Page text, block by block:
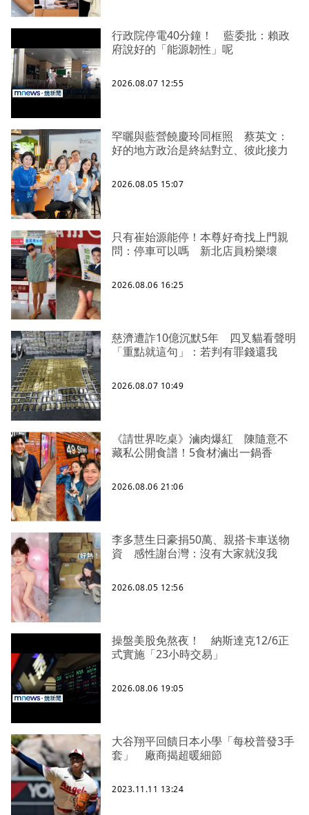
行政院停電40分鐘！ 藍委批：賴政
府說好的「能源韌性」呢
2026.08.07 12:55
罕曬與藍營饒慶玲同框照 蔡英文：
好的地方政治是終結對立、彼此接力
2026.08.05 15:07
只有崔始源能停！本尊好奇找上門親
問：停車可以嗎 新北店員粉樂壞
2026.08.06 16:25
慈濟遭詐10億沉默5年 四叉貓看聲明
「重點就這句」：若判有罪錢還我
2026.08.07 10:49
《請世界吃桌》滷肉爆紅 陳隨意不
藏私公開食譜！5食材滷出一鍋香
2026.08.06 21:06
李多慧生日豪捐50萬、親搭卡車送物
資 感性謝台灣：沒有大家就沒我
2026.08.05 12:56
操盤美股免熬夜！ 納斯達克12/6正
式實施「23小時交易」
2026.08.06 19:05
大谷翔平回饋日本小學「每校普發3手
套」 廠商揭超暖細節
2023.11.11 13:24